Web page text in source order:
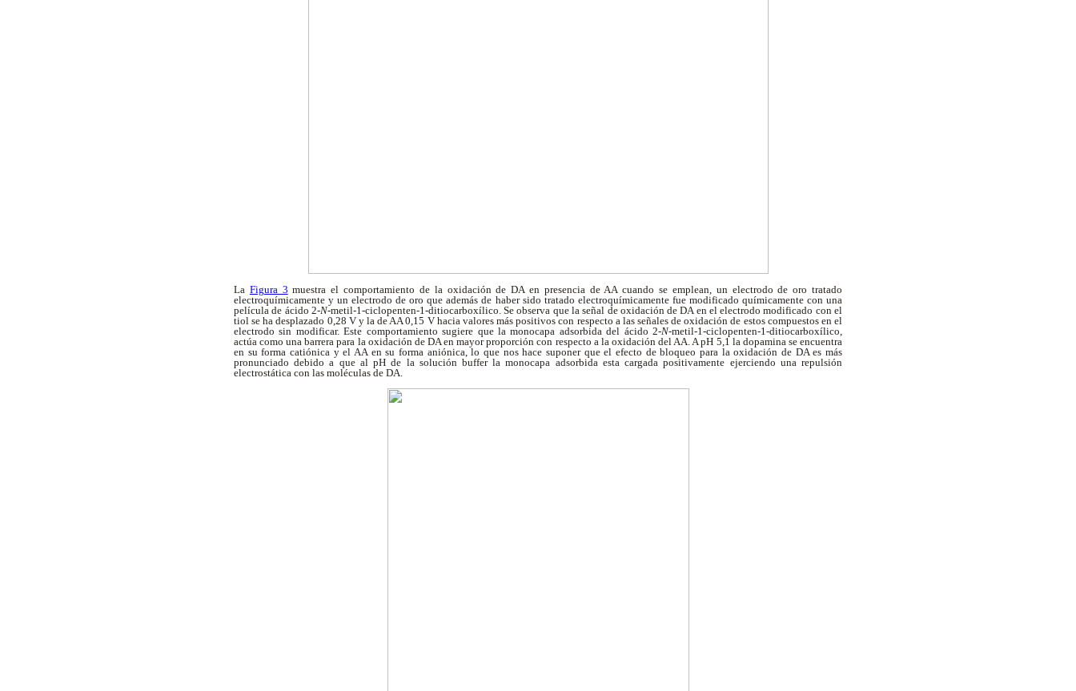
La Figura 3 muestra el comportamiento de la oxidación de DA en presencia de AA cuando se emplean, un electrodo de oro tratado
electroquímicamente y un electrodo de oro que además de haber sido tratado electroquímicamente fue modificado químicamente con una
película de ácido 2-N-metil-1-ciclopenten-1-ditiocarboxílico. Se observa que la señal de oxidación de DA en el electrodo modificado con el
tiol se ha desplazado 0,28 V y la de AA 0,15 V hacia valores más positivos con respecto a las señales de oxidación de estos compuestos en el
electrodo sin modificar. Este comportamiento sugiere que la monocapa adsorbida del ácido 2-N-metil-1-ciclopenten-1-ditiocarboxílico,
actúa como una barrera para la oxidación de DA en mayor proporción con respecto a la oxidación del AA. A pH 5,1 la dopamina se encuentra
en su forma catiónica y el AA en su forma aniónica, lo que nos hace suponer que el efecto de bloqueo para la oxidación de DA es más
pronunciado debido a que al pH de la solución buffer la monocapa adsorbida esta cargada positivamente ejerciendo una repulsión
electrostática con las moléculas de DA.